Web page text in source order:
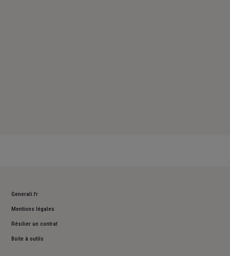
Generali.fr
Mentions légales
Résilier un contrat
Boite à outils